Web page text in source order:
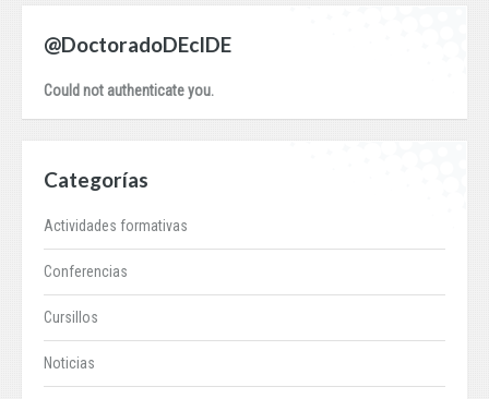
@DoctoradoDEcIDE
Could not authenticate you.
Categorías
Actividades formativas
Conferencias
Cursillos
Noticias